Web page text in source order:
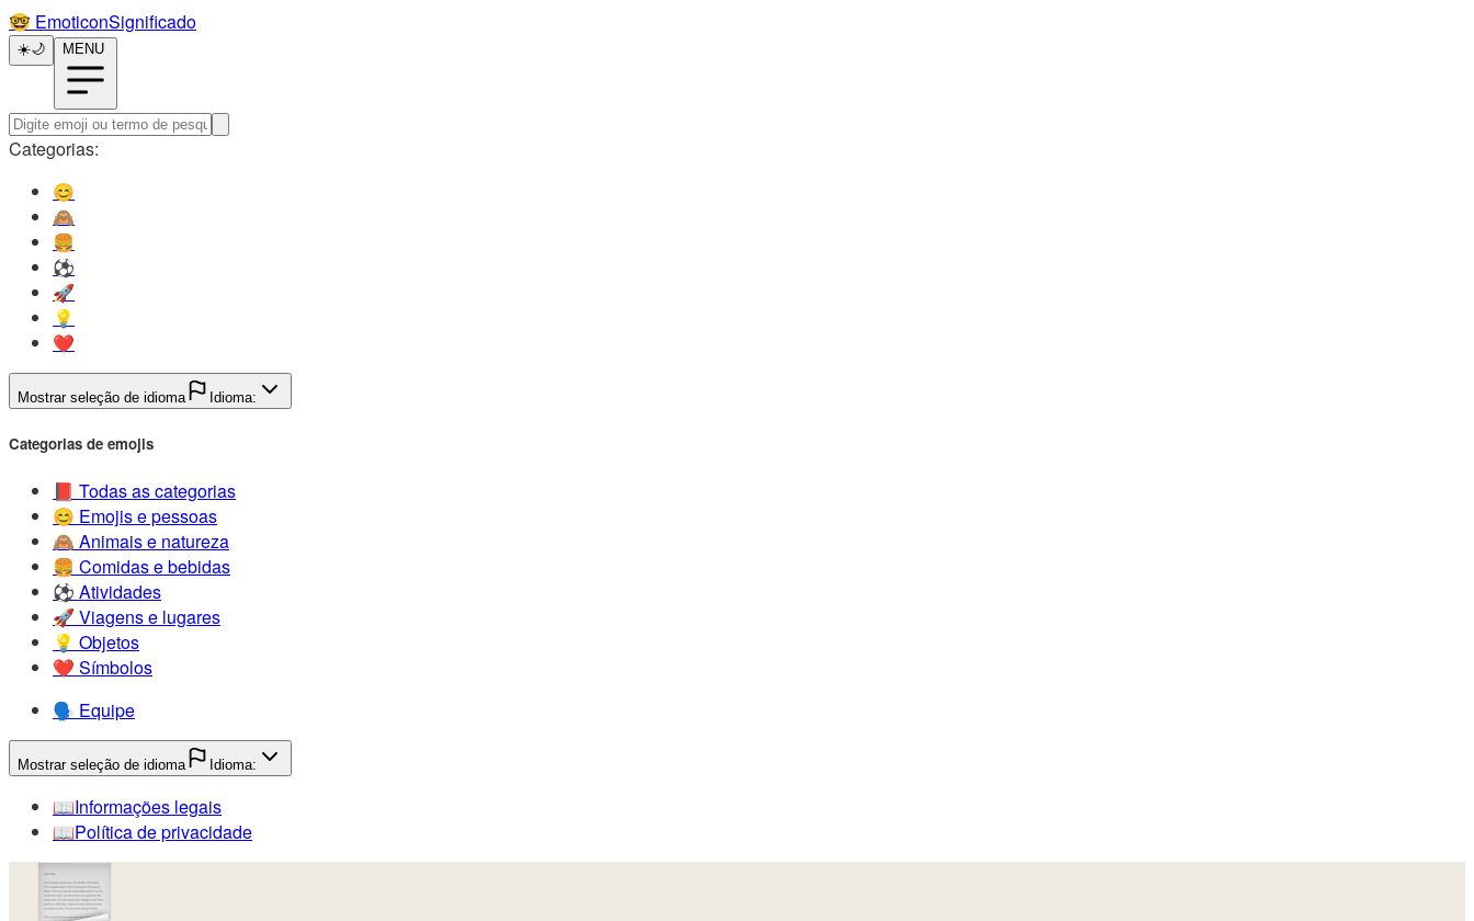
🤓️ EmoticonSignificado
☀️🌙 MENU
Categorias:
😊️
🙈️
🍔️
⚽️
🚀️
💡️
❤️
Mostrar seleção de idioma Idioma:
Categorias de emojis
📕️ Todas as categorias
😊️ Emojis e pessoas
🙈️ Animais e natureza
🍔️ Comidas e bebidas
⚽️ Atividades
🚀️ Viagens e lugares
💡️ Objetos
❤️ Símbolos
🗣️ Equipe
Mostrar seleção de idioma Idioma:
📖️Informações legais
📖️Política de privacidade